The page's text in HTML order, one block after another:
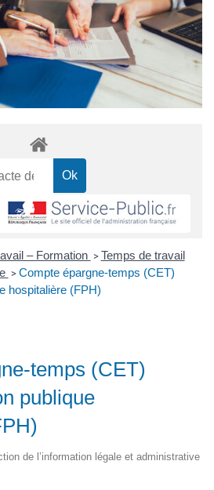
– Formation > Temps de travail
> Compte épargne-temps (CET)
hospitalière (FPH)
temps (CET)
publique
de l’information légale et administrative